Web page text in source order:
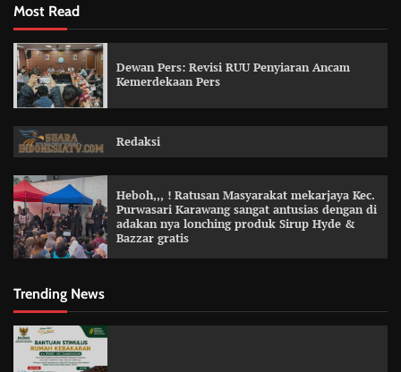
Most Read
Dewan Pers: Revisi RUU Penyiaran Ancam
Kemerdekaan Pers
Redaksi
Heboh,,, ! Ratusan Masyarakat mekarjaya Kec.
Purwasari Karawang sangat antusias dengan di
adakan nya lonching produk Sirup Hyde &
Bazzar gratis
Trending News